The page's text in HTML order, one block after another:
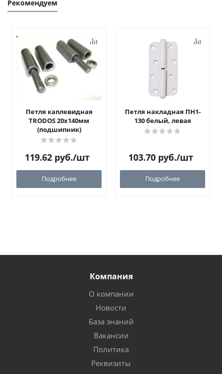
Рекомендуем
Петля каплевидная
TRODOS 20х140мм
(подшипник)
119.62 руб./шт
Подробнее
Петля накладная ПН1-
130 белый, левая
103.70 руб./шт
Подробнее
Компания
О компании
Новости
База знаний
Вакансии
Политика
Реквизиты